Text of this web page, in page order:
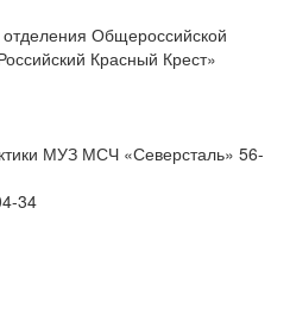
Общероссийской
Красный Крест»
МУЗ МСЧ «Северсталь» 56-
34